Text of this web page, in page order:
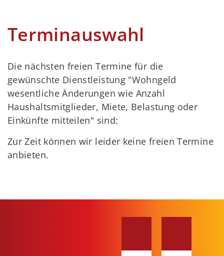
Terminauswahl
Die nächsten freien Termine für die
gewünschte Dienstleistung "Wohngeld
wesentliche Änderungen wie Anzahl
Haushaltsmitglieder, Miete, Belastung oder
Einkünfte mitteilen" sind:
Zur Zeit können wir leider keine freien Termine
anbieten.